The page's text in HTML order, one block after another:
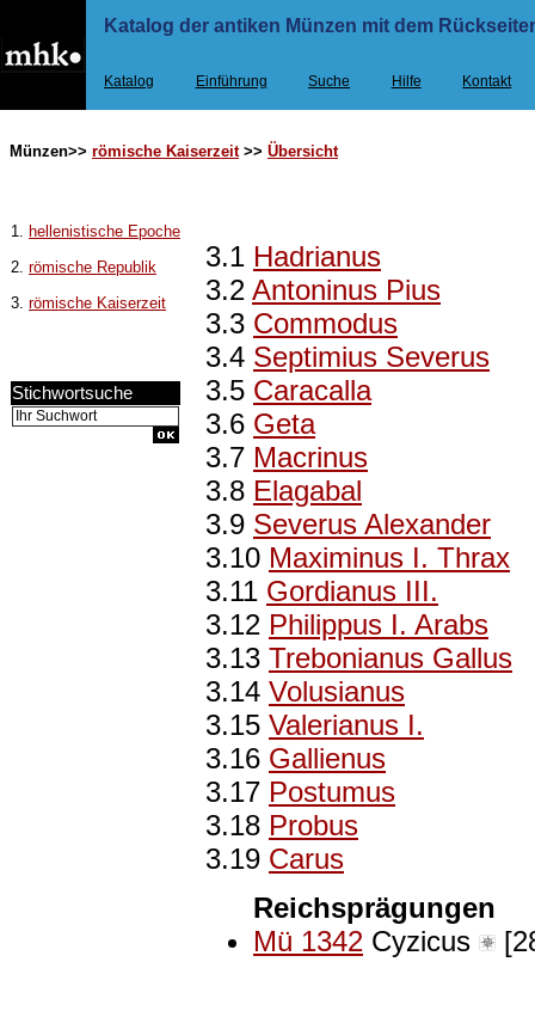
Katalog der antiken Münzen mit dem
Katalog Einführung Suche Hilfe Kontakt
Münzen>> römische Kaiserzeit>> Übersicht
1.
hellenistische Epoche
2. römische Republik
3. römische Kaiserzeit
Stichwortsuche
3.1 Hadrianus
3.2 Antoninus Pius
3.3 Commodus
3.4 Septimius Severus
3.5 Caracalla
3.6 Geta
3.7 Macrinus
3.8 Elagabal
3.9 Severus Alexander
3.10 Maximinus I. Thrax
3.11 Gordianus III.
3.12 Philippus I. Arabs
3.13 Trebonianus Gallus
3.14 Volusianus
3.15 Valerianus I.
3.16 Gallienus
3.17 Postumus
3.18 Probus
3.19 Carus
Reichsprägungen
Mü 1342 Cyzicus